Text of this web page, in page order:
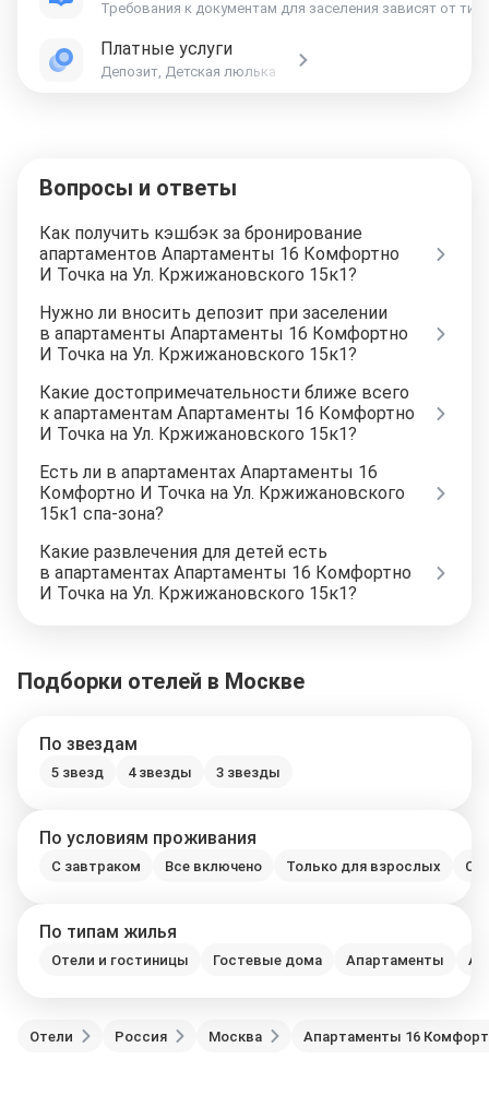
Платные услуги
Депозит, Детская люлька
Вопросы и ответы
Как получить кэшбэк за бронирование
апартаментов Апартаменты 16 Комфортно
И Точка на Ул. Кржижановского 15к1?
Нужно ли вносить депозит при заселении
в апартаменты Апартаменты 16 Комфортно
И Точка на Ул. Кржижановского 15к1?
Какие достопримечательности ближе всего
к апартаментам Апартаменты 16 Комфортно
И Точка на Ул. Кржижановского 15к1?
Есть ли в апартаментах Апартаменты 16
Комфортно И Точка на Ул. Кржижановского
15к1 спа-зона?
Какие развлечения для детей есть
в апартаментах Апартаменты 16 Комфортно
И Точка на Ул. Кржижановского 15к1?
Подборки отелей в Москве
По звездам
5 звезд 4 звезды 3 звезды
По условиям проживания
С завтраком Все включено Только для взрослых С
По типам жилья
Отели и гостиницы Гостевые дома Апартаменты
Отели Россия Москва Апартаменты 16